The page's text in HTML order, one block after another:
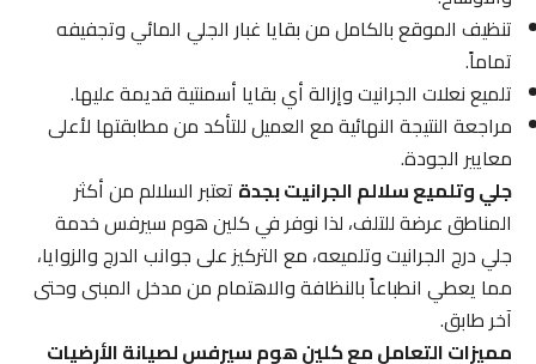
تنظيف الموقع بالكامل من بقايا غبار الجلي المائي وتجفيفه
تماماً.
تلميع نعلات الجرانيت وإزالة أي بقايا أسمنتية قديمة عليها.
مراجعة النتيجة النهائية مع العميل للتأكد من مطابقتها لأعلى
معايير الجودة.
جلي وتلميع سلالم الجرانيت بجدةتعتبر السلالم من أكثر
المناطق عرضة للتلف، لذا نوفر في كلين هوم سيرفس خدمة
جلي درج الجرانيت وتلميعه، مع التركيز على جوانب الدرج والزوايا،
مما يعطي انطباعاً بالنظافة والاهتمام من مدخل المبنى وحتى
آخر طابق.
مميزات التعامل مع كلين هوم سيرفس لصيانة الأرضيات